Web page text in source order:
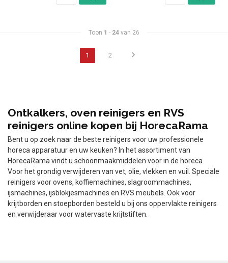
Toon 1 - 24 van 26
1 2
Ontkalkers, oven reinigers en RVS
reinigers online kopen bij HorecaRama
Bent u op zoek naar de beste reinigers voor uw professionele
horeca apparatuur en uw keuken? In het assortiment van
HorecaRama vindt u schoonmaakmiddelen voor in de horeca.
Voor het grondig verwijderen van vet, olie, vlekken en vuil. Speciale
reinigers voor ovens, koffiemachines, slagroommachines,
ijsmachines, ijsblokjesmachines en RVS meubels. Ook voor
krijtborden en stoepborden besteld u bij ons oppervlakte reinigers
en verwijderaar voor watervaste krijtstiften.